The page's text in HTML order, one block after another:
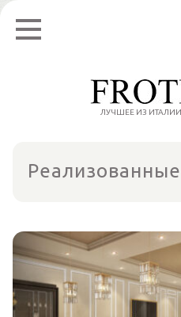
Перейти
содержанию
ЛУЧШЕЕ ИЗ